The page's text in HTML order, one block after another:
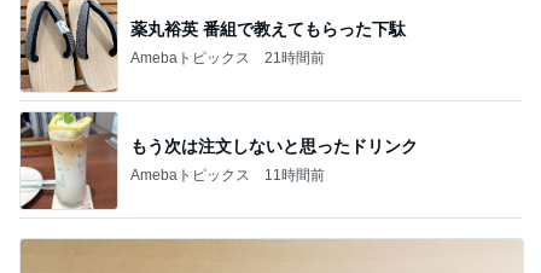
薬丸裕英 番組で教えてもらった下駄
Amebaトピックス 21時間前
もう次は注文しないと思ったドリンク
Amebaトピックス 11時間前